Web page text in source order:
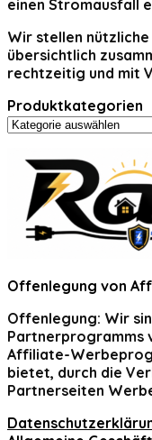
einen Stromausfall
Wir stellen
übersichtlich
rechtzeitig und mit
Produktkategorien
Offenlegung von
Offenlegung: Wir
Partnerprogramms
Affiliate-
bietet, durch die
Partnerseiten